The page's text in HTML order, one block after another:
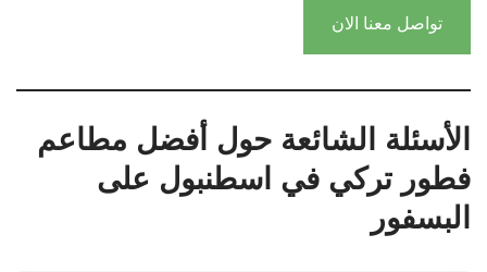
تواصل معنا الان
الأسئلة الشائعة حول أفضل مطاعم
فطور تركي في اسطنبول على
البسفور